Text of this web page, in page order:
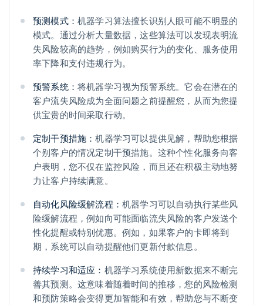
预测模式： 机器学习算法擅长识别人眼可能不明显的
模式。通过分析大量数据，这些算法可以发现表明流
失风险较高的趋势，例如购买行为的变化、服务使用
率下降和支付违规行为。
预警系统： 将机器学习视为预警系统。它会在潜在的
客户流失风险成为全面问题之前提醒您，从而为您提
供宝贵的时间采取行动。
定制干预措施：机器学习可以提供见解，帮助您根据
个别客户的情况定制干预措施。这种个性化服务向客
户表明，您不仅在监控风险，而且还在积极主动地努
力让客户持续满意。
自动化风险缓解流程： 机器学习可以自动执行某些风
险缓解流程，例如向可能面临流失风险的客户发送个
性化提醒或特别优惠。例如，如果客户的卡即将到
期，系统可以自动提醒他们更新付款信息。
持续学习和适应： 机器学习系统使用新数据来不断完
善其预测。这意味着随着时间的推移，您的风险检测
和预防策略会变得更加智能和有效，帮助您与不断变